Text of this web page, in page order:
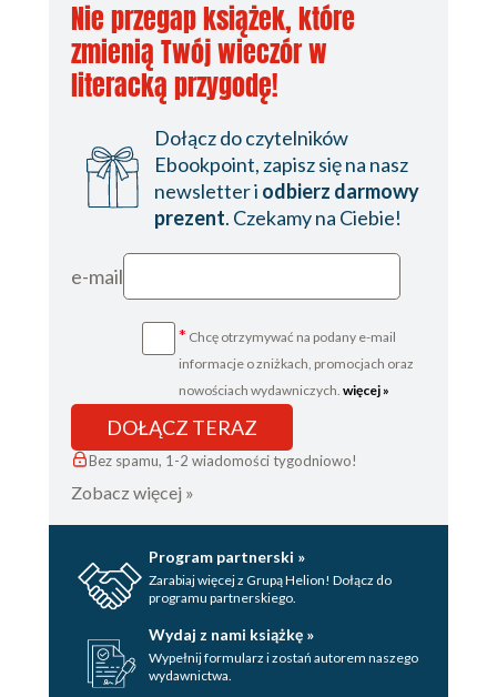
Nie przegap książek, które
zmienią Twój wieczór w
literacką przygodę!
Dołącz do czytelników
Ebookpoint, zapisz się na nasz
newsletter i odbierz darmowy
prezent. Czekamy na Ciebie!
e-mail
* Chcę otrzymywać na podany e-mail
informacje o zniżkach, promocjach oraz
nowościach wydawniczych. więcej »
DOŁĄCZ TERAZ
Bez spamu, 1-2 wiadomości tygodniowo!
Zobacz więcej »
Program partnerski »
Zarabiaj więcej z Grupą Helion! Dołącz do
programu partnerskiego.
Wydaj z nami książkę »
Wypełnij formularz i zostań autorem naszego
wydawnictwa.